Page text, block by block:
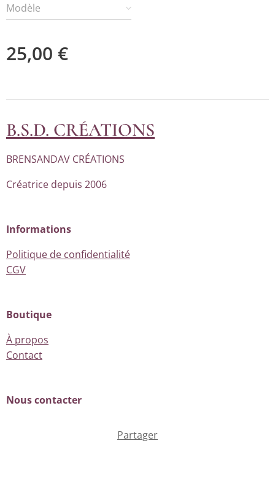
Modèle
25,00 €
B.S.D. CRÉATIONS
BRENSANDAV CRÉATIONS
Créatrice depuis 2006
Informations
Politique de confidentialité
CGV
Boutique
À propos
Contact
Nous contacter
Partager